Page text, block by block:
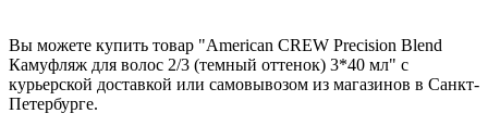
Вы можете купить товар "American CREW Precision Blend
Камуфляж для волос 2/3 (темный оттенок) 3*40 мл" с
курьерской доставкой или самовывозом из магазинов в Санкт-
Петербурге.